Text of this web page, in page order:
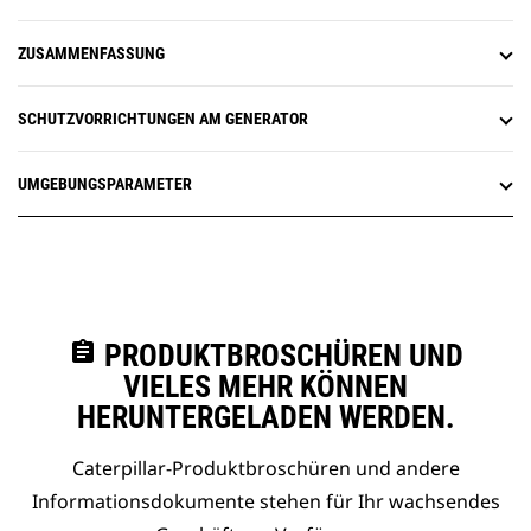
ZUSAMMENFASSUNG
SCHUTZVORRICHTUNGEN AM GENERATOR
UMGEBUNGSPARAMETER
assignment PRODUKTBROSCHÜREN UND
VIELES MEHR KÖNNEN
HERUNTERGELADEN WERDEN.
Caterpillar-Produktbroschüren und andere
Informationsdokumente stehen für Ihr wachsendes